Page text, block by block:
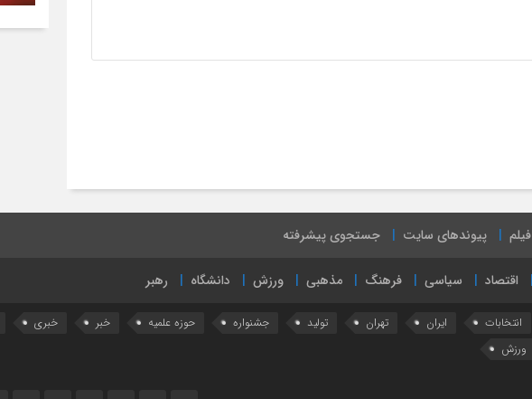
پیوندهای سایت جستجوی پیشرفته
اقتصاد سیاسی فرهنگ مذهبی ورزش دانشگاه رهبر
انتخابات ایران تهران تولید جشنواره حوزه علمیه خبر خبری
ورزش